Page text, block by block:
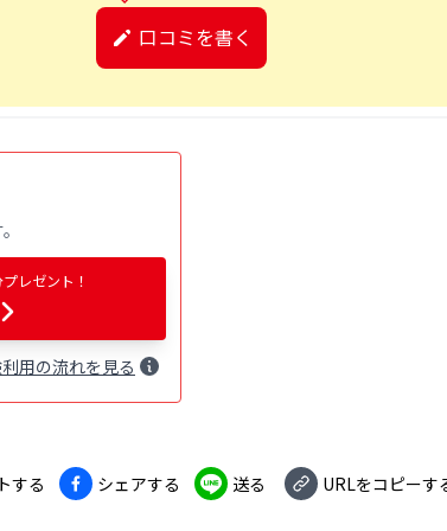
口コミを書く
レゼント！
利用の流れを見る
する シェアする 送る URLをコピーす